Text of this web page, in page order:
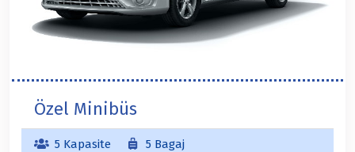
Özel Minibüs
5 Kapasite 5 Bagaj